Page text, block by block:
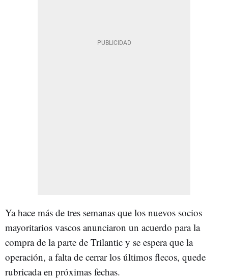
Ya hace más de tres semanas que los nuevos socios
mayoritarios vascos anunciaron un acuerdo para la
compra de la parte de Trilantic y se espera que la
operación, a falta de cerrar los últimos flecos, quede
rubricada en próximas fechas.